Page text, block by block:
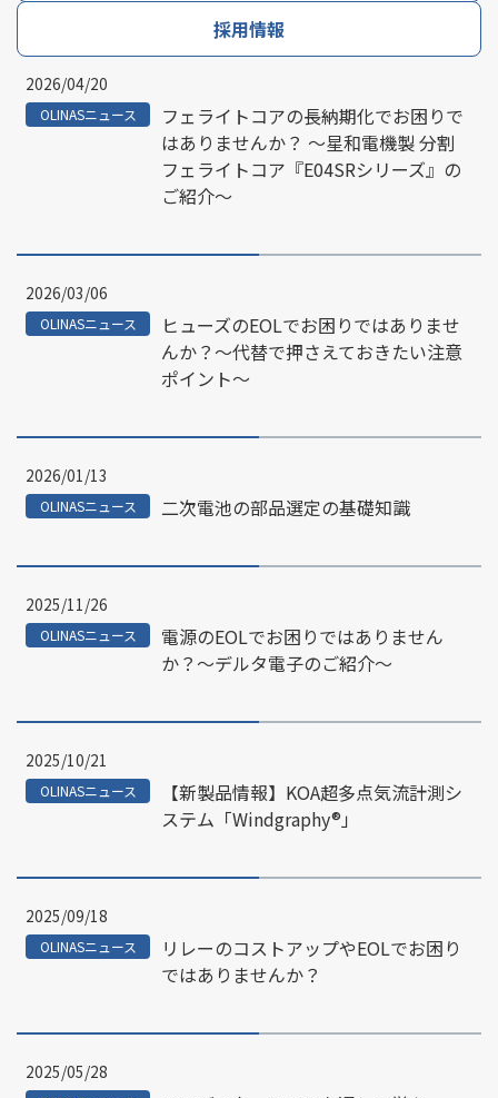
採用情報
2026/04/20
OLINASニュース
フェライトコアの長納期化でお困りで
はありませんか？ ～星和電機製 分割
フェライトコア『E04SRシリーズ』の
ご紹介～
2026/03/06
OLINASニュース
ヒューズのEOLでお困りではありませ
んか？～代替で押さえておきたい注意
ポイント～
2026/01/13
OLINASニュース 二次電池の部品選定の基礎知識
2025/11/26
OLINASニュース
電源のEOLでお困りではありません
か？～デルタ電子のご紹介～
2025/10/21
OLINASニュース
【新製品情報】KOA超多点気流計測シ
ステム「Windgraphy®」
2025/09/18
OLINASニュース
リレーのコストアップやEOLでお困り
ではありませんか？
2025/05/28